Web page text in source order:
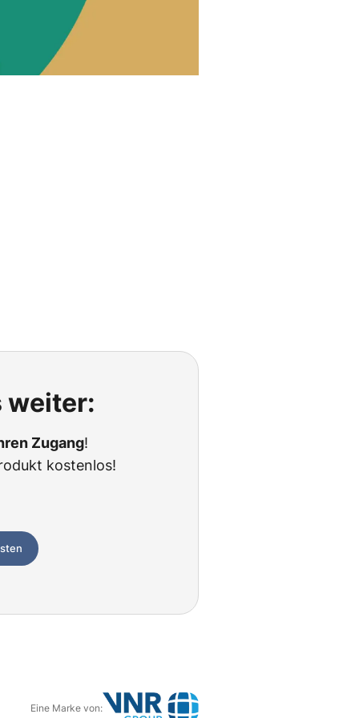
weiter:
Zugang!
kostenlos!
Eine Marke von: